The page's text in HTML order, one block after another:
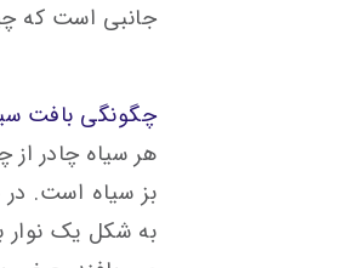
جانبی است که
چگونگی بافت
هر سیاه چادر
بز سیاه است.
به شکل یک نوار